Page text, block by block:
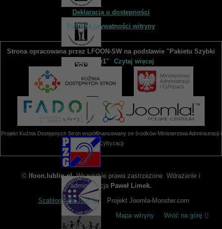
Deklaracja o dostępności
Polityka prywatności witryny
Strona opracowana przez LFOON-SW na podstawie "Pakietu Szybki
Start JNGO v1"
Czytaj więcej
Projekt Kuźnia Dostępnych Stron współfinansowany ze środków Ministerstwa Administracji i
Cyfryzacji
© lfoon.lublin.pl. Wszystkie prawa zastrzeżone. Wdrażanie i
administracja Paweł Limek.
Szablony dla Joomla
. Projekt Joomla-Monster.com
Mapa witryny
Wróć na górę